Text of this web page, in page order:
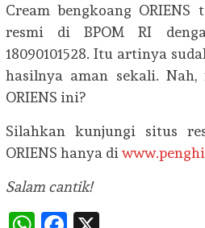
Cream bengkoang
resmi di BPOM RI
18090101528. Itu artinya
hasilnya aman sekali. Nah,
ORIENS ini?
Silahkan kunjungi situs
ORIENS hanya di
Salam cantik!